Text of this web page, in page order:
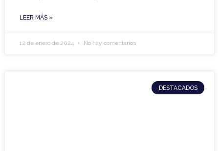
LEER MÁS »
12 de enero de 2024 No hay comentarios
DESTACADOS